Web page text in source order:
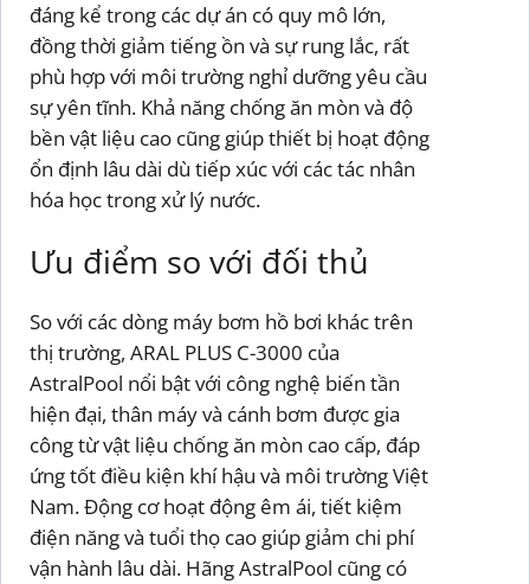
đáng kể trong các dự án có quy mô lớn,
đồng thời giảm tiếng ồn và sự rung lắc, rất
phù hợp với môi trường nghỉ dưỡng yêu cầu
sự yên tĩnh. Khả năng chống ăn mòn và độ
bền vật liệu cao cũng giúp thiết bị hoạt động
ổn định lâu dài dù tiếp xúc với các tác nhân
hóa học trong xử lý nước.
Ưu điểm so với đối thủ
So với các dòng máy bơm hồ bơi khác trên
thị trường, ARAL PLUS C-3000 của
AstralPool nổi bật với công nghệ biến tần
hiện đại, thân máy và cánh bơm được gia
công từ vật liệu chống ăn mòn cao cấp, đáp
ứng tốt điều kiện khí hậu và môi trường Việt
Nam. Động cơ hoạt động êm ái, tiết kiệm
điện năng và tuổi thọ cao giúp giảm chi phí
vận hành lâu dài. Hãng AstralPool cũng có